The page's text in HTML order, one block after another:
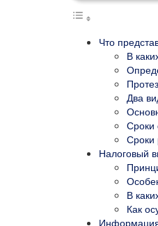
Что
В
Два
Сроки
Сроки
Налоговый
В
Как